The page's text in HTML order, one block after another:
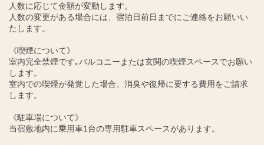
人数に応じて金額が変動します。
人数の変更がある場合には、宿泊日前日までにご連絡をお願いい
たします。
《喫煙について》
室内完全禁煙です｡バルコニーまたは玄関の喫煙スペースでお願い
します。
室内での喫煙が発覚した場合、消臭や復帰に要する費用をご請求
します。
《駐車場について》
当宿敷地内に乗用車1台の専用駐車スペースがあります。